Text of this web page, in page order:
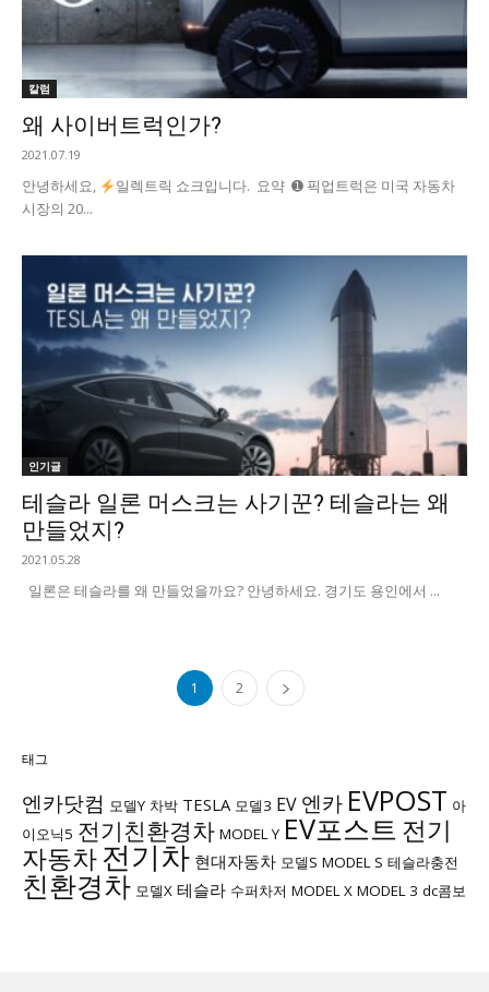
칼럼
왜 사이버트럭인가?
2021.07.19
안녕하세요,
일렉트릭 쇼크입니다. 요약 ➊ 픽업트럭은 미국 자동차
시장의 20...
인기글
테슬라 일론 머스크는 사기꾼? 테슬라는 왜
만들었지?
2021.05.28
일론은 테슬라를 왜 만들었을까요? 안녕하세요. 경기도 용인에서 ...
1 2
태그
엔카닷컴 모델Y 차박 TESLA 모델3 EV 엔카 EVPOST 아
이오닉5 전기친환경차 MODEL Y EV포스트 전기
자동차전기차 현대자동차 모델S MODEL S 테슬라충전
친환경차 모델X 테슬라 수퍼차저 MODEL X MODEL 3 dc콤보